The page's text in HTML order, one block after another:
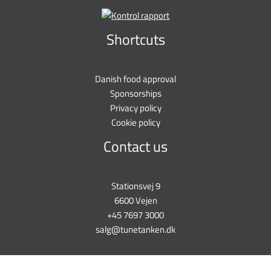
Shortcuts
Danish food approval
Sponsorships
Privacy policy
Cookie policy
Contact us
Stationsvej 9
6600 Vejen
+45 7697 3000
salg@tunetanken.dk